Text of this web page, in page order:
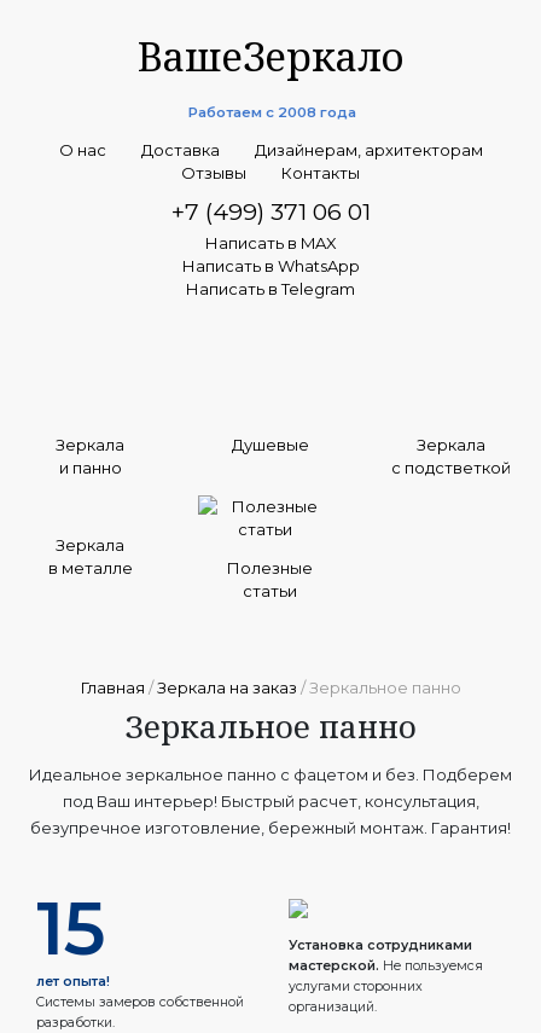
ВашеЗеркало
Работаем с 2008 года
О нас Доставка
Дизайнерам, архитекторам
Отзывы
Контакты
+7 (499) 371 06 01
Написать в MAX
Написать в WhatsApp
Написать в Telegram
Зеркала
и панно
Душевые
Зеркала
с подстветкой
Зеркала
в металле
Полезные
статьи
Главная /Зеркала на заказ / Зеркальное панно
Зеркальное панно
Идеальное зеркальное панно с фацетом и без. Подберем
под Ваш интерьер! Быстрый расчет, консультация,
безупречное изготовление, бережный монтаж. Гарантия!
15
лет опыта!
Системы замеров собственной
разработки.
Установка сотрудниками
мастерской. Не пользуемся
услугами сторонних
организаций.